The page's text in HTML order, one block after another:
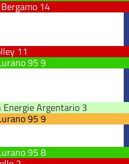
14
11
95 9
Energie Argentario 3
95 9
95 8